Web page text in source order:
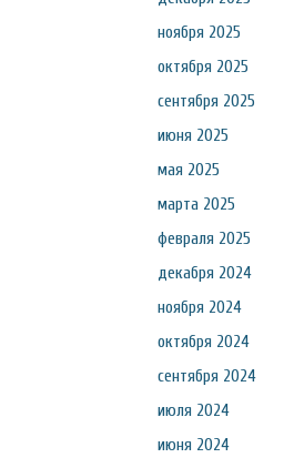
ноября 2025
октября 2025
сентября 2025
июня 2025
мая 2025
марта 2025
февраля 2025
декабря 2024
ноября 2024
октября 2024
сентября 2024
июля 2024
июня 2024